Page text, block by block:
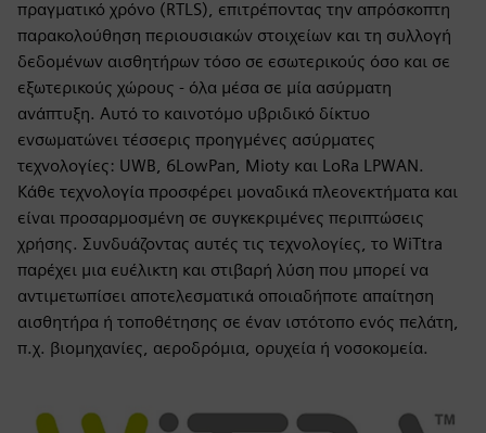
πραγματικό χρόνο (RTLS), επιτρέποντας την απρόσκοπτη
παρακολούθηση περιουσιακών στοιχείων και τη συλλογή
δεδομένων αισθητήρων τόσο σε εσωτερικούς όσο και σε
εξωτερικούς χώρους - όλα μέσα σε μία ασύρματη
ανάπτυξη. Αυτό το καινοτόμο υβριδικό δίκτυο
ενσωματώνει τέσσερις προηγμένες ασύρματες
τεχνολογίες: UWB, 6LowPan, Mioty και LoRa LPWAN.
Κάθε τεχνολογία προσφέρει μοναδικά πλεονεκτήματα και
είναι προσαρμοσμένη σε συγκεκριμένες περιπτώσεις
χρήσης. Συνδυάζοντας αυτές τις τεχνολογίες, το WiTtra
παρέχει μια ευέλικτη και στιβαρή λύση που μπορεί να
αντιμετωπίσει αποτελεσματικά οποιαδήποτε απαίτηση
αισθητήρα ή τοποθέτησης σε έναν ιστότοπο ενός πελάτη,
π.χ. βιομηχανίες, αεροδρόμια, ορυχεία ή νοσοκομεία.